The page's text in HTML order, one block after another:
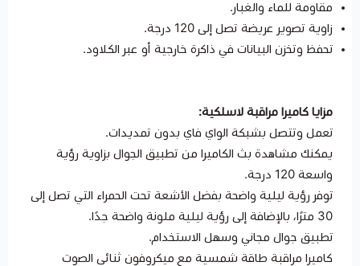
مقاومة للماء والغبار.
زاوية تصوير عريضة تصل إلى 120 درجة.
تحفظ وتخزن البيانات في ذاكرة خارجية أو عبر الكلاود.
مزايا كاميرا مراقبة لاسلكية:
تعمل وتتصل بشبكة الواي فاي بدون تمديدات.
يمكنك مشاهدة بث الكاميرا من تطبيق الجوال بزاوية رؤية
واسعة 120 درجة.
توفر رؤية ليلية واضحة بفضل الأشعة تحت الحمراء التي تصل إلى
30 مترًا، بالإضافة إلى رؤية ليلية ملونة واضحة جدًا.
تطبيق جوال مجاني وسهل الاستخدام.
كاميرا مراقبة طاقة شمسية مع ميكروفون ثنائي الصوت